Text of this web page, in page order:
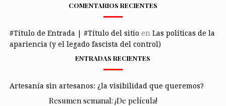
COMENTARIOS RECIENTES
#Título de Entrada | #Título del sitio en Las políticas de la
apariencia (y el legado fascista del control)
ENTRADAS RECIENTES
Artesanía sin artesanos: ¿la visibilidad que queremos?
Resumen semanal: ¡De película!